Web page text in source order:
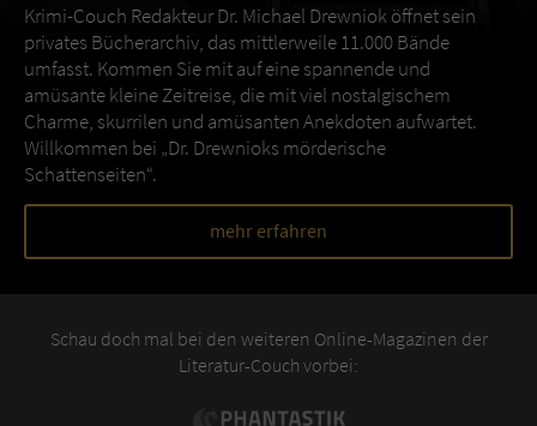
Krimi-Couch Redakteur Dr. Michael Drewniok öffnet sein
privates Bücherarchiv, das mittlerweile 11.000 Bände
umfasst. Kommen Sie mit auf eine spannende und
amüsante kleine Zeitreise, die mit viel nostalgischem
Charme, skurrilen und amüsanten Anekdoten aufwartet.
Willkommen bei „Dr. Drewnioks mörderische
Schattenseiten“.
mehr erfahren
Schau doch mal bei den weiteren Online-Magazinen der
Literatur-Couch vorbei: